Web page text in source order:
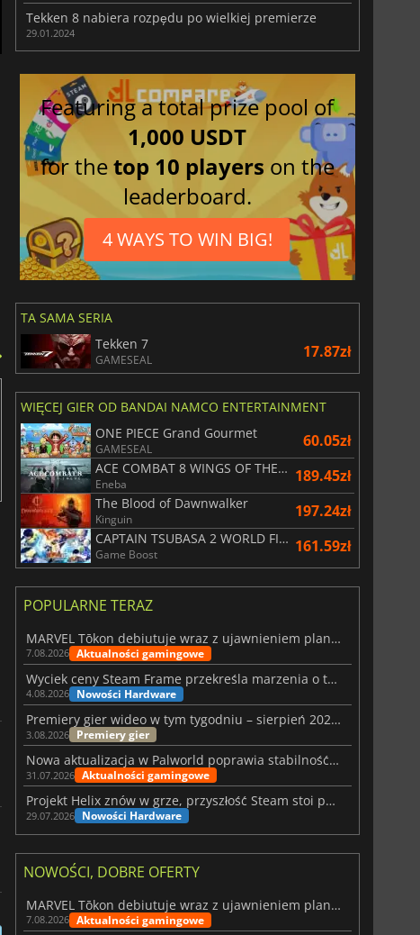
Tekken 8 nabiera rozpędu po wielkiej premierze
29.01.2024
Featuring a total prize pool of
1,000 USDT
for thetop 10 players on the
leaderboard.
4 WAYS TO WIN BIG!
TA SAMA SERIA
Tekken 7
GAMESEAL 17.87zł
WIĘCEJ GIER OD BANDAI NAMCO ENTERTAINMENT
ONE PIECE Grand Gourmet
GAMESEAL 60.05zł
ACE COMBAT 8 WINGS OF THEVE
Eneba 189.45zł
The Blood of Dawnwalker
Kinguin 197.24zł
CAPTAIN TSUBASA 2 WORLD FIGHTERS
Game Boost 161.59zł
POPULARNE TERAZ
MARVEL Tōkon debiutuje wraz z ujawnieniem planu rozwoju na pierwszy rok
7.08.2026 Aktualności gamingowe
Wyciek ceny Steam Frame przekreśla marzenia o tanim zestawie VR
4.08.2026 Nowości Hardware
Premiery gier wideo w tym tygodniu – sierpień 2026 r. (32. tydzień)
3.08.2026 Premiery gier
Nowa aktualizacja w Palworld poprawia stabilność Sunreach i walk z bossami
31.07.2026 Aktualności gamingowe
Projekt Helix znów w grze, przyszłość Steam stoi pod znakiem zapytania
29.07.2026 Nowości Hardware
NOWOŚCI, DOBRE OFERTY
MARVEL Tōkon debiutuje wraz z ujawnieniem planu rozwoju na pierwszy rok
7.08.2026 Aktualności gamingowe